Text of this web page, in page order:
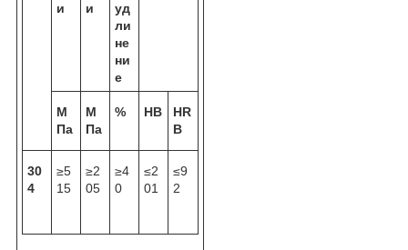
и
и
уд
ли
не
ни
е
М
Па
М
Па
% HB
HR
B
30
4
≥5
15
≥2
05
≥4
0
≤2
01
≤9
2